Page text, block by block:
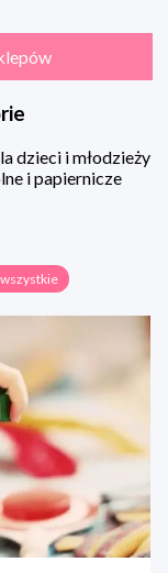
dzieci i młodzieży
i papiernicze